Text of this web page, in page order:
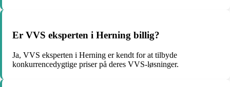
Er VVS eksperten i Herning billig?
Ja, VVS eksperten i Herning er kendt for at tilbyde
konkurrencedygtige priser på deres VVS-løsninger.